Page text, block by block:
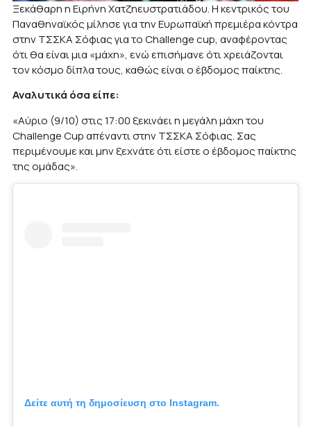
Ξεκάθαρη η Ειρήνη Χατζηευστρατιάδου. Η κεντρικός του
Παναθηναϊκός μίλησε για την Ευρωπαϊκή πρεμιέρα κόντρα
στην ΤΣΣΚΑ Σόφιας για το Challenge cup, αναφέροντας
ότι θα είναι μια «μάχη», ενώ επισήμανε ότι χρειάζονται
τον κόσμο δίπλα τους, καθώς είναι ο έβδομος παίκτης.
Αναλυτικά όσα είπε:
«Αύριο (9/10) στις 17:00 ξεκινάει η μεγάλη μάχη του
Challenge Cup απέναντι στην ΤΣΣΚΑ Σόφιας. Σας
περιμένουμε και μην ξεχνάτε ότι είστε ο έβδομος παίκτης
της ομάδας».
Δείτε αυτή τη δημοσίευση στο Instagram.